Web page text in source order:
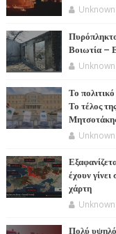
Unknown
Βοιωτία –
Unknown
Το
Το τέλος
Unknown
έχουν
χάρτη
Unknown
Πολύ